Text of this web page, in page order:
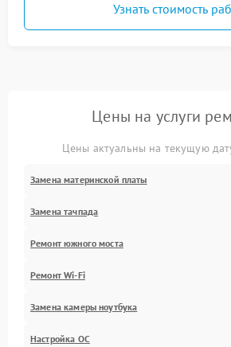
Узнать стоимость
Цены на услуги
Цены актуальны на текущую
Замена материнской платы
Замена тачпада
Ремонт южного моста
Ремонт Wi-Fi
Замена камеры ноутбука
Настройка ОС